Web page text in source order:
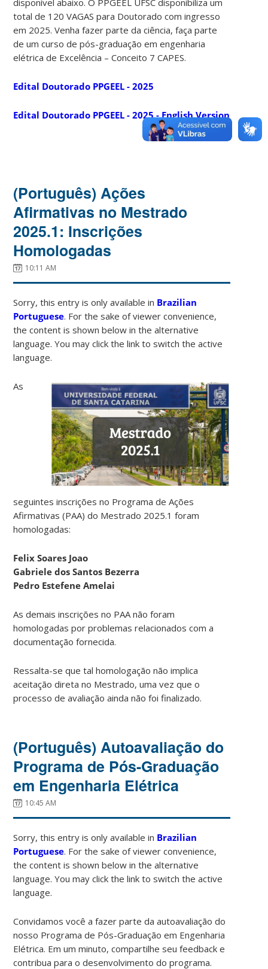
total de 120 VAGAS para Doutorado com ingresso
em 2025. Venha fazer parte da ciência, faça parte
de um curso de pós-graduação em engenharia
elétrica de Excelência – Conceito 7 CAPES.
Edital Doutorado PPGEEL - 2025
Edital Doutorado PPGEEL - 2025 - English Version
(Português) Ações
Afirmativas no Mestrado
2025.1: Inscrições
Homologadas
10:11 AM
Sorry, this entry is only available in Brazilian
Portuguese. For the sake of viewer convenience,
the content is shown below in the alternative
language. You may click the link to switch the active
language.
As
seguintes inscrições no Programa de Ações
Afirmativas (PAA) do Mestrado 2025.1 foram
homologadas:
Felix Soares Joao
Gabriele dos Santos Bezerra
Pedro Estefene Amelai
As demais inscrições no PAA não foram
homologadas por problemas relacionados com a
documentação fornecida.
Ressalta-se que tal homologação não implica
aceitação direta no Mestrado, uma vez que o
processo de avaliação ainda não foi finalizado.
(Português) Autoavaliação do
Programa de Pós-Graduação
em Engenharia Elétrica
10:45 AM
Sorry, this entry is only available in Brazilian
Portuguese. For the sake of viewer convenience,
the content is shown below in the alternative
language. You may click the link to switch the active
language.
Convidamos você a fazer parte da autoavaliação do
nosso Programa de Pós-Graduação em Engenharia
Elétrica. Em um minuto, compartilhe seu feedback e
contribua para o desenvolvimento do programa.